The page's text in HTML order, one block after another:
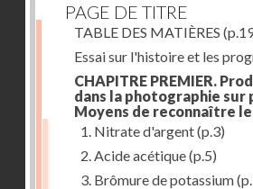
PAGE DE TITRE
TABLE DES MATIÈRES
Essai sur l'histoire et les
CHAPITRE PREMIER.
dans la photographie
Moyens de reconnaître
1. Nitrate d'argent(p.3)
2. Acide acétique(p.5)
3. Brômure de potassium